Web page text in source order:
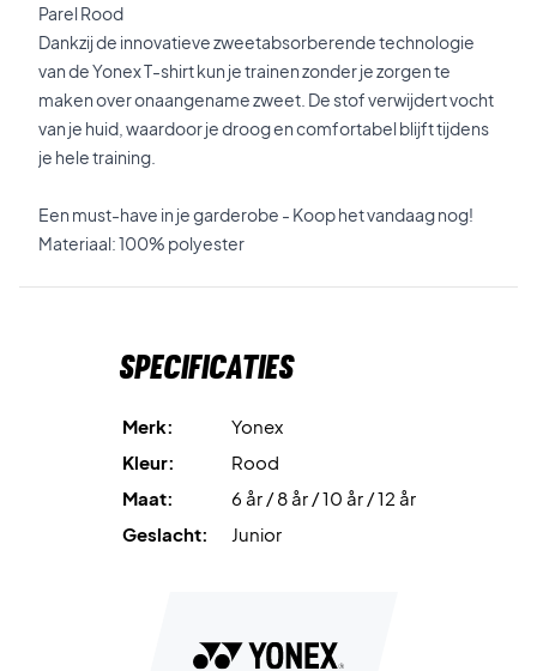
Parel Rood
Dankzij de innovatieve zweetabsorberende technologie
van de Yonex T-shirt kun je trainen zonder je zorgen te
maken over onaangename zweet. De stof verwijdert vocht
van je huid, waardoor je droog en comfortabel blijft tijdens
je hele training.
Een must-have in je garderobe - Koop het vandaag nog!
Materiaal: 100% polyester
Specificaties
Merk:
Yonex
Kleur:
Rood
Maat:
6 år / 8 år / 10 år / 12 år
Geslacht:
Junior